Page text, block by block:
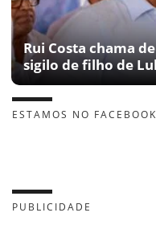
Rui Costa chama
sigilo de filho de
ESTAMOS NO FACEBOOK
PUBLICIDADE